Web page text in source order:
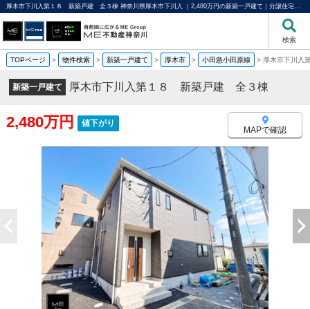
厚木市下川入第１８ 新築戸建 全３棟 神奈川県厚木市下川入 ｜2,480万円の新築一戸建て｜分譲住宅や新築物件｜ME不動産神奈川
検索
TOPページ > 物件検索 > 新築一戸建て > 厚木市 > 小田急小田原線 > 厚木市下川
新築一戸建て 厚木市下川入第１８ 新築戸建 全３棟
2,480万円 値下がり
MAPで確認